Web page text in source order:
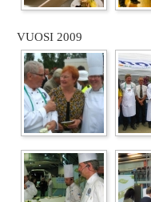
VUOSI 2009